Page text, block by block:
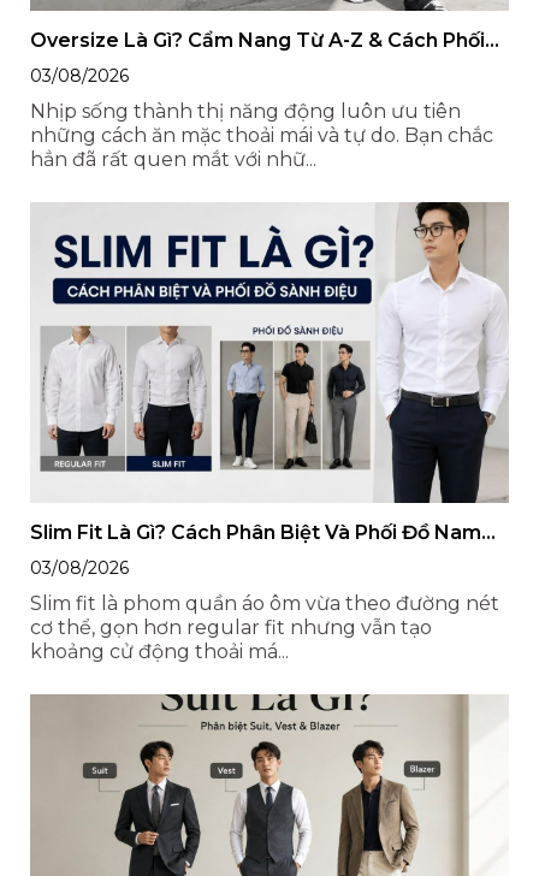
Oversize Là Gì? Cẩm Nang Từ A-Z & Cách Phối
Đồ Oversize Cực Chất
03/08/2026
Nhịp sống thành thị năng động luôn ưu tiên
những cách ăn mặc thoải mái và tự do. Bạn chắc
hẳn đã rất quen mắt với nhữ...
Slim Fit Là Gì? Cách Phân Biệt Và Phối Đồ Nam
Đẹp
03/08/2026
Slim fit là phom quần áo ôm vừa theo đường nét
cơ thể, gọn hơn regular fit nhưng vẫn tạo
khoảng cử động thoải má...